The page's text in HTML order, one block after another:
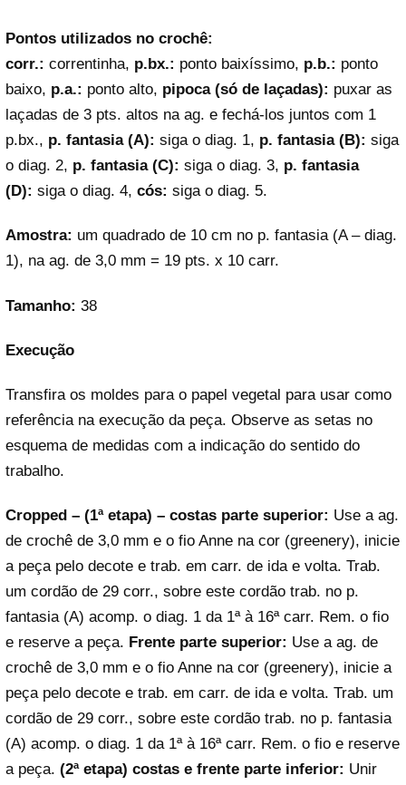
Pontos utilizados no crochê:
corr.: correntinha, p.bx.: ponto baixíssimo, p.b.: ponto
baixo, p.a.: ponto alto, pipoca (só de laçadas): puxar as
laçadas de 3 pts. altos na ag. e fechá-los juntos com 1
p.bx., p. fantasia (A): siga o diag. 1, p. fantasia (B): siga
o diag. 2, p. fantasia (C): siga o diag. 3, p. fantasia
(D): siga o diag. 4, cós: siga o diag. 5.
Amostra: um quadrado de 10 cm no p. fantasia (A – diag.
1), na ag. de 3,0 mm = 19 pts. x 10 carr.
Tamanho: 38
Execução
Transfira os moldes para o papel vegetal para usar como
referência na execução da peça. Observe as setas no
esquema de medidas com a indicação do sentido do
trabalho.
Cropped – (1ª etapa) – costas parte superior: Use a ag.
de crochê de 3,0 mm e o fio Anne na cor (greenery), inicie
a peça pelo decote e trab. em carr. de ida e volta. Trab.
um cordão de 29 corr., sobre este cordão trab. no p.
fantasia (A) acomp. o diag. 1 da 1ª à 16ª carr. Rem. o fio
e reserve a peça. Frente parte superior: Use a ag. de
crochê de 3,0 mm e o fio Anne na cor (greenery), inicie a
peça pelo decote e trab. em carr. de ida e volta. Trab. um
cordão de 29 corr., sobre este cordão trab. no p. fantasia
(A) acomp. o diag. 1 da 1ª à 16ª carr. Rem. o fio e reserve
a peça. (2ª etapa) costas e frente parte inferior: Unir